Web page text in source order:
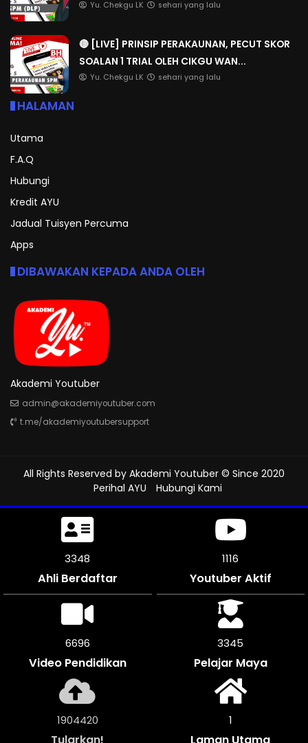
Yu. Chekgu LK sehari yang lalu
🔴 [LIVE] PRINSIP PERAKAUNAN, PECUT SKOR
SOALAN 1 TRIAL OLEH CIKGU WAN...
Yu. Chekgu LK sehari yang lalu
HALAMAN
Utama
F.A.Q
Hubungi
Kredit AYU
Jadual Tuisyen Percuma
Apps
DIBAWAKAN KEPADA ANDA OLEH
Akademi Youtuber
admin@akademiyoutuber.com
t.me/akademiyoutubersupport
All Rights Reserved by Akademi Youtuber © Since 2020
Perihal AYU
Hubungi Kami
3702
Ahli Berdaftar
1233
Youtuber Aktif
7398
Video Pendidikan
3699
Pelajar Maya
2105964
Tularkan!
1
Laman Utama